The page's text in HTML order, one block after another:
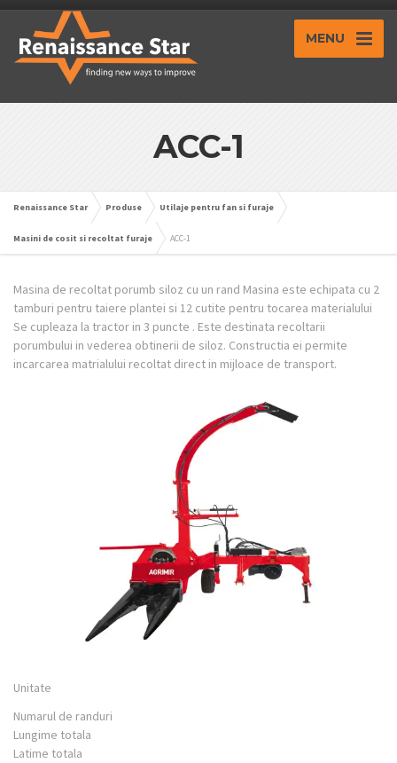
MENU
ACC-1
Renaissance Star Produse Utilaje pentru fan si furaje
Masini de cosit si recoltat furaje ACC-1
Masina de recoltat porumb siloz cu un rand Masina este echipata cu 2
tamburi pentru taiere plantei si 12 cutite pentru tocarea materialului
Se cupleaza la tractor in 3 puncte . Este destinata recoltarii
porumbului in vederea obtinerii de siloz. Constructia ei permite
incarcarea matrialului recoltat direct in mijloace de transport.
Unitate
Numarul de randuri
Lungime totala
Latime totala